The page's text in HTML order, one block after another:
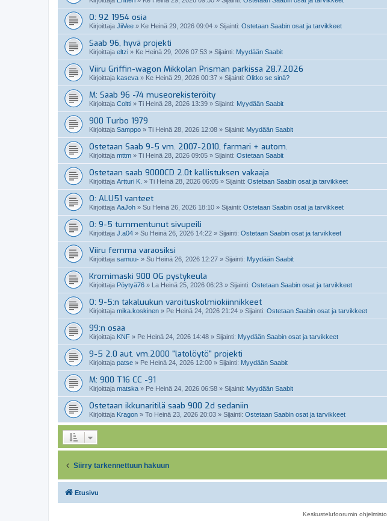
O: 92 1954 osia
Kirjoittaja JiiVee » Ke Heinä 29, 2026 09:04 » Sijainti: Ostetaan Saabin osat ja tarvikkeet
Saab 96, hyvä projekti
Kirjoittaja eltzi » Ke Heinä 29, 2026 07:53 » Sijainti: Myydään Saabit
Viiru Griffin-wagon Mikkolan Prisman parkissa 28.7.2026
Kirjoittaja kaseva » Ke Heinä 29, 2026 00:37 » Sijainti: Olitko se sinä?
M: Saab 96 -74 museorekisteröity
Kirjoittaja Coltti » Ti Heinä 28, 2026 13:39 » Sijainti: Myydään Saabit
900 Turbo 1979
Kirjoittaja Samppo » Ti Heinä 28, 2026 12:08 » Sijainti: Myydään Saabit
Ostetaan Saab 9-5 vm. 2007-2010, farmari + autom.
Kirjoittaja mttm » Ti Heinä 28, 2026 09:05 » Sijainti: Ostetaan Saabit
Ostetaan saab 9000CD 2.0t kallistuksen vakaaja
Kirjoittaja Artturi K. » Ti Heinä 28, 2026 06:05 » Sijainti: Ostetaan Saabin osat ja tarvikkeet
O: ALU51 vanteet
Kirjoittaja AaJoh » Su Heinä 26, 2026 18:10 » Sijainti: Ostetaan Saabin osat ja tarvikkeet
O: 9-5 tummentunut sivupeili
Kirjoittaja J.a04 » Su Heinä 26, 2026 14:22 » Sijainti: Ostetaan Saabin osat ja tarvikkeet
Viiru femma varaosiksi
Kirjoittaja samuu- » Su Heinä 26, 2026 12:27 » Sijainti: Myydään Saabit
Kromimaski 900 OG pystykeula
Kirjoittaja Pöytyä76 » La Heinä 25, 2026 06:23 » Sijainti: Ostetaan Saabin osat ja tarvikkeet
O: 9-5:n takaluukun varoituskolmiokiinnikkeet
Kirjoittaja mika.koskinen » Pe Heinä 24, 2026 21:24 » Sijainti: Ostetaan Saabin osat ja tarvikkeet
99:n osaa
Kirjoittaja KNF » Pe Heinä 24, 2026 14:48 » Sijainti: Myydään Saabin osat ja tarvikkeet
9-5 2.0 aut. vm.2000 "latolöytö" projekti
Kirjoittaja patse » Pe Heinä 24, 2026 12:00 » Sijainti: Myydään Saabit
M: 900 T16 CC -91
Kirjoittaja matska » Pe Heinä 24, 2026 06:58 » Sijainti: Myydään Saabit
Ostetaan ikkunaritilä saab 900 2d sedaniin
Kirjoittaja Kragon » To Heinä 23, 2026 20:03 » Sijainti: Ostetaan Saabin osat ja tarvikkeet
Siirry tarkennettuun hakuun
Etusivu
Keskustelufoorumin ohjelmisto